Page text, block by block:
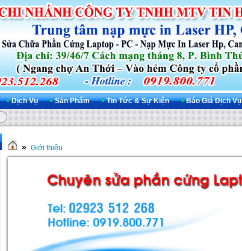
• Dịch Vụ • Sản Phẩm • Tin Tức & Sự Kiện • Báo Giá Dịch Vụ
» Giới thiệu